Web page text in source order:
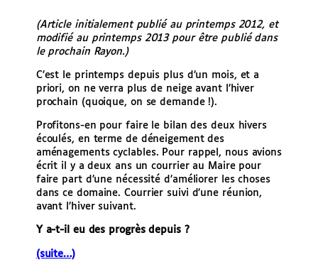
(Article initialement publié au printemps 2012, et
modifié au printemps 2013 pour être publié dans
le prochain Rayon.)
C’est le printemps depuis plus d’un mois, et a
priori, on ne verra plus de neige avant l’hiver
prochain (quoique, on se demande !).
Profitons-en pour faire le bilan des deux hivers
écoulés, en terme de déneigement des
aménagements cyclables. Pour rappel, nous avions
écrit il y a deux ans un courrier au Maire pour
faire part d’une nécessité d’améliorer les choses
dans ce domaine. Courrier suivi d’une réunion,
avant l’hiver suivant.
Y a-t-il eu des progrès depuis ?
(suite…)